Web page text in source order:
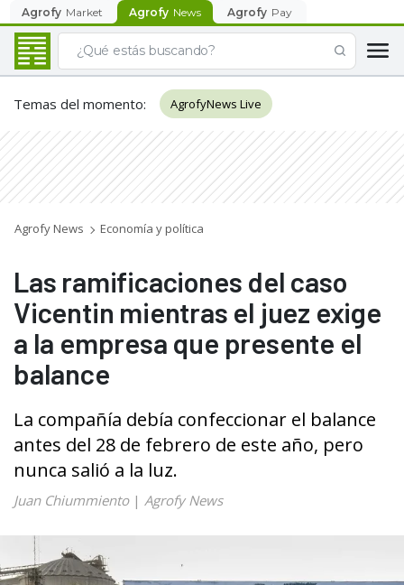
Agrofy Market Agrofy News Agrofy Pay
Temas del momento: AgrofyNews Live
Agrofy News Economía y política
Las ramificaciones del caso
Vicentin mientras el juez exige
a la empresa que presente el
balance
La compañía debía confeccionar el balance
antes del 28 de febrero de este año, pero
nunca salió a la luz.
Juan Chiummiento| Agrofy News